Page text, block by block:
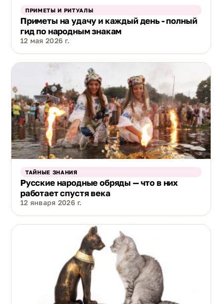
ПРИМЕТЫ И РИТУАЛЫ
Приметы на удачу и каждый день - полный
гид по народным знакам
12 мая 2026 г.
ТАЙНЫЕ ЗНАНИЯ
Русские народные обряды — что в них
работает спустя века
12 января 2026 г.